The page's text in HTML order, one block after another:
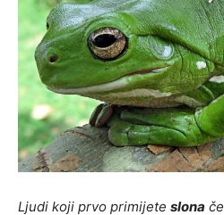
Ljudi koji prvo primijete slona